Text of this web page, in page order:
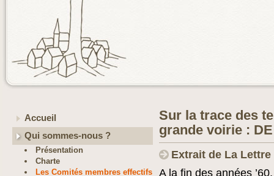
Accueil
Qui sommes-nous ?
Présentation
Charte
Les Comités membres effectifs
Sur la trace des
grande voirie :
Extrait de La Lettre
A la fin des années